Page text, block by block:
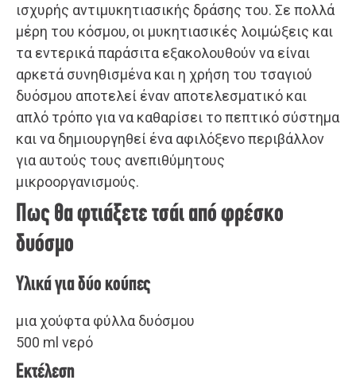
ισχυρής αντιμυκητιασικής δράσης του. Σε πολλά
μέρη του κόσμου, οι μυκητιασικές λοιμώξεις και
τα εντερικά παράσιτα εξακολουθούν να είναι
αρκετά συνηθισμένα και η χρήση του τσαγιού
δυόσμου αποτελεί έναν αποτελεσματικό και
απλό τρόπο για να καθαρίσει το πεπτικό σύστημα
και να δημιουργηθεί ένα αφιλόξενο περιβάλλον
για αυτούς τους ανεπιθύμητους
μικροοργανισμούς.
Πως θα φτιάξετε τσάι από φρέσκο
δυόσμο
Υλικά για δύο κούπες
μια χούφτα φύλλα δυόσμου
500 ml νερό
Εκτέλεση